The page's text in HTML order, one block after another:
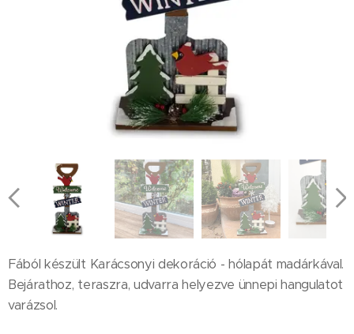
Fából készült Karácsonyi dekoráció - hólapát madárkával.
Bejárathoz, teraszra, udvarra helyezve ünnepi hangulatot
varázsol.